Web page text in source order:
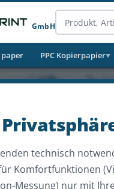
GmbH
paper PPC Kopierpapier▼
technisch
Komfortfunktionen
Messung) nur mit